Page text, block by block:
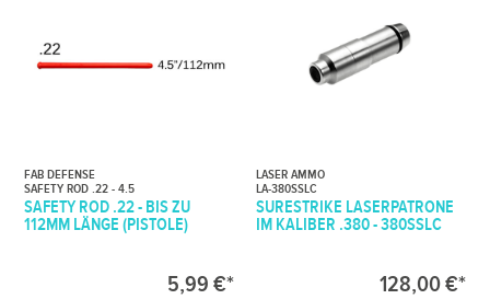
FAB DEFENSE
SAFETY ROD .22 - 4.5
SAFETY ROD .22 - BIS ZU
112MM LÄNGE (PISTOLE)
5,99 €*
LASER AMMO
LA-380SSLC
SURESTRIKE LASERPATRONE
IM KALIBER .380 - 380SSLC
128,00 €*